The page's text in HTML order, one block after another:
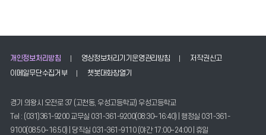
호,
제
성
자,
등
개인정보처리방침 영상정보처리기기운영관리방침
저작권신고
이메일무단수집거부
쳇봇대화창열기
경기 의왕시 오전로 37 (고천동, 우성고등학교) 우성고등학교
Tel : (031)361-9200 교무실 031-361-9200(08:30~16:40) | 행정실 031-361-
9100(08:50~16:50) | 당직실 031-361-9110 (야간 17:00~24:00 | 휴일